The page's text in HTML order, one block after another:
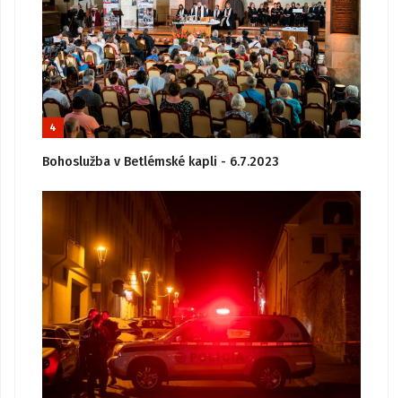
4
Bohoslužba v Betlémské kapli - 6.7.2023